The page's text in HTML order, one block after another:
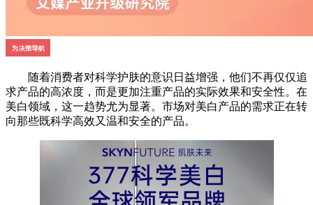
随着消费者对科学护肤的意识日益增强，他们不再仅仅追
求产品的高浓度，而是更加注重产品的实际效果和安全性。在
美白领域，这一趋势尤为显著。市场对美白产品的需求正在转
向那些既科学高效又温和安全的产品。